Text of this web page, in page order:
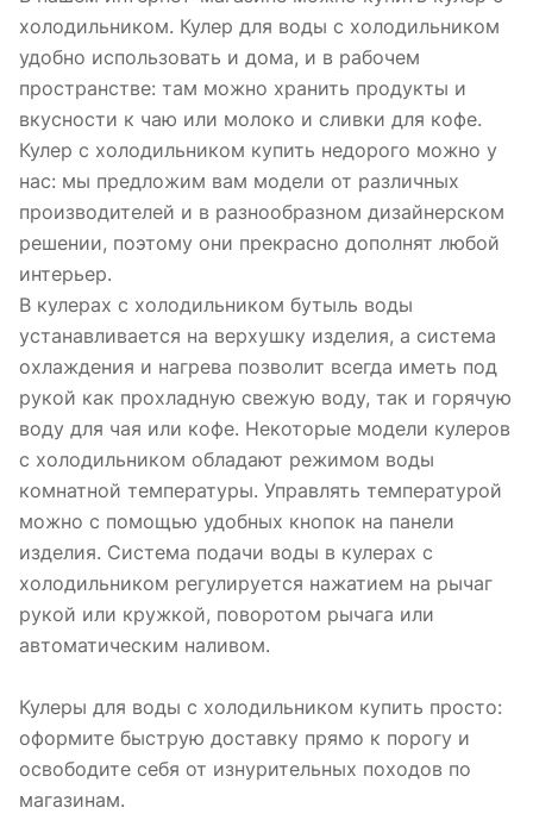
холодильником. Кулер для воды с холодильником
удобно использовать и дома, и в рабочем
пространстве: там можно хранить продукты и
вкусности к чаю или молоко и сливки для кофе.
Кулер с холодильником купить недорого можно у
нас: мы предложим вам модели от различных
производителей и в разнообразном дизайнерском
решении, поэтому они прекрасно дополнят любой
интерьер.
В кулерах с холодильником бутыль воды
устанавливается на верхушку изделия, а система
охлаждения и нагрева позволит всегда иметь под
рукой как прохладную свежую воду, так и горячую
воду для чая или кофе. Некоторые модели кулеров
с холодильником обладают режимом воды
комнатной температуры. Управлять температурой
можно с помощью удобных кнопок на панели
изделия. Система подачи воды в кулерах с
холодильником регулируется нажатием на рычаг
рукой или кружкой, поворотом рычага или
автоматическим наливом.
Кулеры для воды с холодильником купить просто:
оформите быструю доставку прямо к порогу и
освободите себя от изнурительных походов по
магазинам.